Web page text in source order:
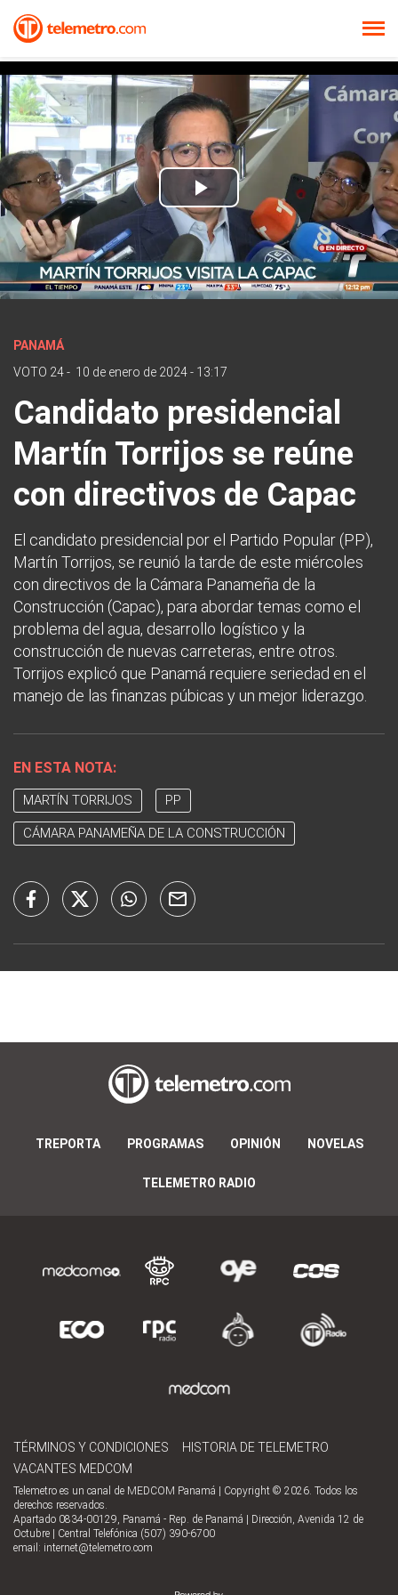
Play
Video
PANAMÁ
VOTO 24- 10 de enero de 2024 - 13:17
Candidato presidencial
Martín Torrijos se reúne
con directivos de Capac
El candidato presidencial por el Partido Popular (PP),
Martín Torrijos, se reunió la tarde de este miércoles
con directivos de la Cámara Panameña de la
Construcción (Capac), para abordar temas como el
problema del agua, desarrollo logístico y la
construcción de nuevas carreteras, entre otros.
Torrijos explicó que Panamá requiere seriedad en el
manejo de las finanzas púbicas y un mejor liderazgo.
EN ESTA NOTA:
MARTÍN TORRIJOS PP
CÁMARA PANAMEÑA DE LA CONSTRUCCIÓN
TREPORTA PROGRAMAS OPINIÓN NOVELAS
TELEMETRO RADIO
TÉRMINOS Y CONDICIONES
HISTORIA DE TELEMETRO
VACANTES MEDCOM
Telemetro es un canal de MEDCOM Panamá | Copyright © 2026. Todos los
derechos reservados.
Apartado 0834-00129, Panamá - Rep. de Panamá | Dirección, Avenida 12 de
Octubre | Central Telefónica (507) 390-6700
email: internet@telemetro.com